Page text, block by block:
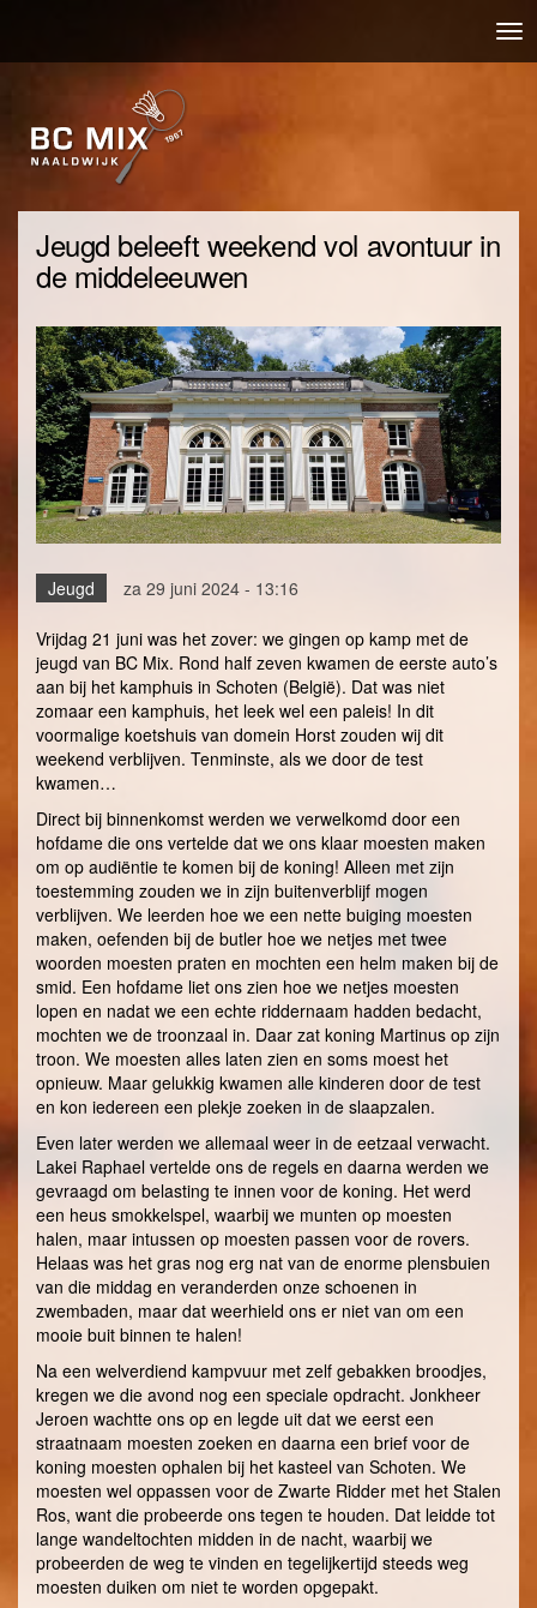
naar
gaan
Jeugd beleeft weekend vol avontuur in
de middeleeuwen
Jeugd za 29 juni 2024 - 13:16
Vrijdag 21 juni was het zover: we gingen op kamp met de
jeugd van BC Mix. Rond half zeven kwamen de eerste auto’s
aan bij het kamphuis in Schoten (België). Dat was niet
zomaar een kamphuis, het leek wel een paleis! In dit
voormalige koetshuis van domein Horst zouden wij dit
weekend verblijven. Tenminste, als we door de test
kwamen…
Direct bij binnenkomst werden we verwelkomd door een
hofdame die ons vertelde dat we ons klaar moesten maken
om op audiëntie te komen bij de koning! Alleen met zijn
toestemming zouden we in zijn buitenverblijf mogen
verblijven. We leerden hoe we een nette buiging moesten
maken, oefenden bij de butler hoe we netjes met twee
woorden moesten praten en mochten een helm maken bij de
smid. Een hofdame liet ons zien hoe we netjes moesten
lopen en nadat we een echte riddernaam hadden bedacht,
mochten we de troonzaal in. Daar zat koning Martinus op zijn
troon. We moesten alles laten zien en soms moest het
opnieuw. Maar gelukkig kwamen alle kinderen door de test
en kon iedereen een plekje zoeken in de slaapzalen.
Even later werden we allemaal weer in de eetzaal verwacht.
Lakei Raphael vertelde ons de regels en daarna werden we
gevraagd om belasting te innen voor de koning. Het werd
een heus smokkelspel, waarbij we munten op moesten
halen, maar intussen op moesten passen voor de rovers.
Helaas was het gras nog erg nat van de enorme plensbuien
van die middag en veranderden onze schoenen in
zwembaden, maar dat weerhield ons er niet van om een
mooie buit binnen te halen!
Na een welverdiend kampvuur met zelf gebakken broodjes,
kregen we die avond nog een speciale opdracht. Jonkheer
Jeroen wachtte ons op en legde uit dat we eerst een
straatnaam moesten zoeken en daarna een brief voor de
koning moesten ophalen bij het kasteel van Schoten. We
moesten wel oppassen voor de Zwarte Ridder met het Stalen
Ros, want die probeerde ons tegen te houden. Dat leidde tot
lange wandeltochten midden in de nacht, waarbij we
probeerden de weg te vinden en tegelijkertijd steeds weg
moesten duiken om niet te worden opgepakt.